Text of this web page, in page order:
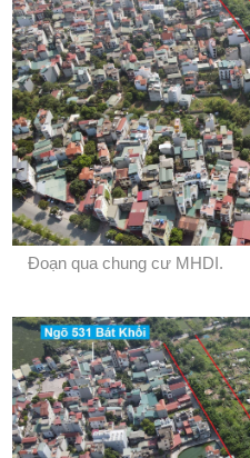
Đoạn qua chung cư MHDI.